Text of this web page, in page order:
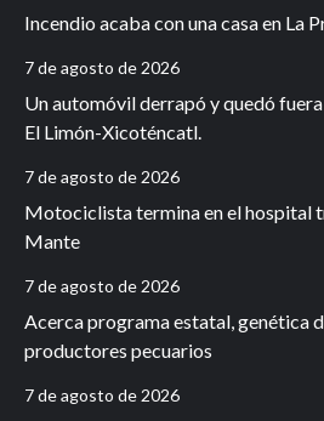
Incendio acaba con una casa en La
7 de agosto de 2026
Un automóvil derrapó y quedó
El Limón-Xicoténcatl.
7 de agosto de 2026
Motociclista termina en el hospital
Mante
7 de agosto de 2026
Acerca programa estatal, genética
productores pecuarios
7 de agosto de 2026